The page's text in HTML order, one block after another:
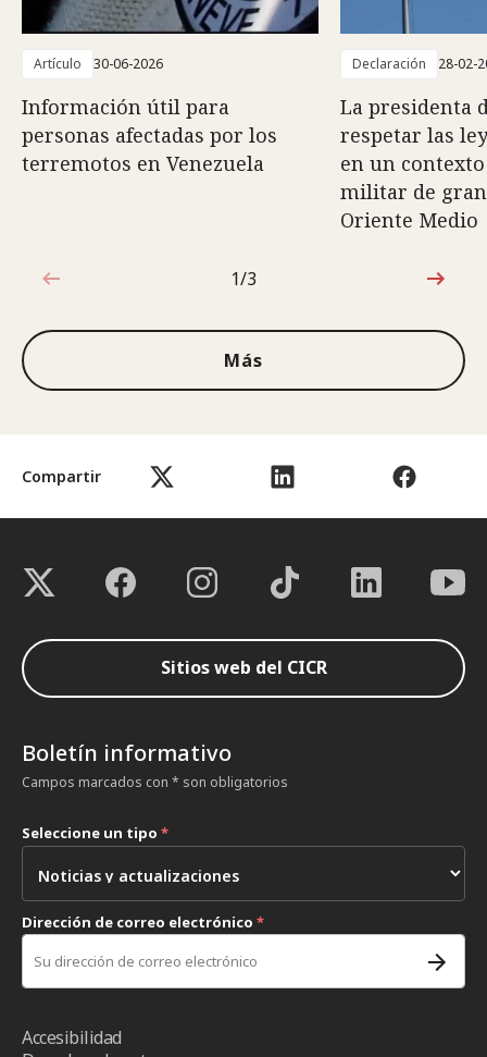
Compartir
Artículo 30-06-2026
Información útil para
personas afectadas por los
terremotos en Venezuela
Declaración 28-02-
La presidenta
respetar las
en un
militar de
Oriente Medio
1de3
1/3
Más
Sitios web del CICR
Boletín informativo
Campos marcados con * son obligatorios
Seleccione un tipo *
Dirección de correo electrónico *
Accesibilidad